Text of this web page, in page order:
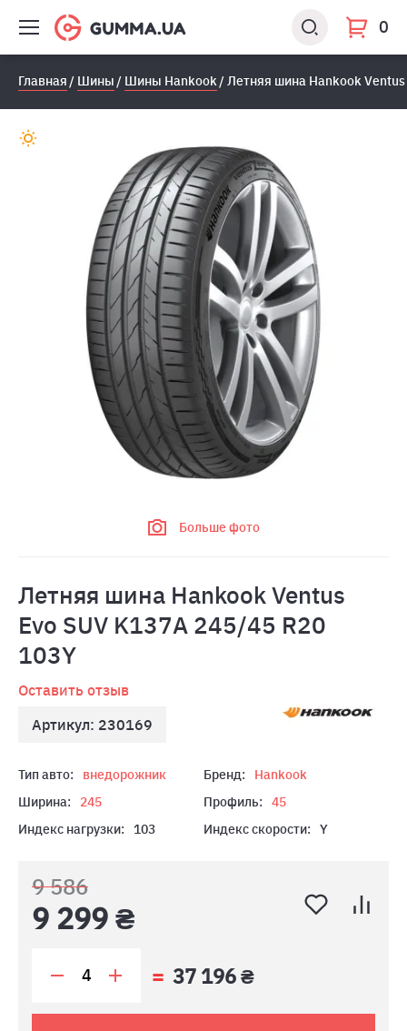
0
Главная Шины Шины Hankook Летняя шина Hankook Ventus
Больше фото
Летняя шина Hankook Ventus
Evo SUV K137A 245/45 R20
103Y
Оставить отзыв
Артикул: 230169
Тип авто: внедорожник Бренд:
Hankook
Ширина:
245 Профиль:
45
Индекс нагрузки:
103 Индекс скорости: Y
9 586
9 299 ₴
37 196 ₴